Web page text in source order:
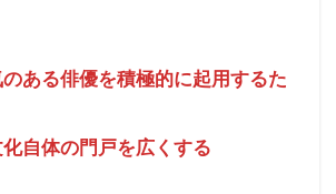
のある俳優を積極的に起用するた
化自体の門戸を広くする